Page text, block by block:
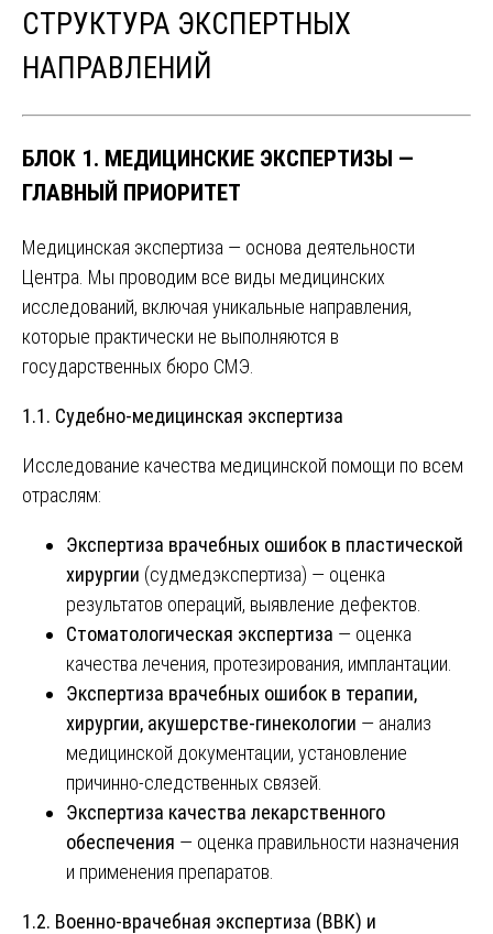
СТРУКТУРА ЭКСПЕРТНЫХ
НАПРАВЛЕНИЙ
БЛОК 1. МЕДИЦИНСКИЕ ЭКСПЕРТИЗЫ —
ГЛАВНЫЙ ПРИОРИТЕТ
Медицинская экспертиза — основа деятельности
Центра. Мы проводим все виды медицинских
исследований, включая уникальные направления,
которые практически не выполняются в
государственных бюро СМЭ.
1.1. Судебно-медицинская экспертиза
Исследование качества медицинской помощи по всем
отраслям:
Экспертиза врачебных ошибок в пластической
хирургии (судмедэкспертиза) — оценка
результатов операций, выявление дефектов.
Стоматологическая экспертиза — оценка
качества лечения, протезирования, имплантации.
Экспертиза врачебных ошибок в терапии,
хирургии, акушерстве-гинекологии — анализ
медицинской документации, установление
причинно-следственных связей.
Экспертиза качества лекарственного
обеспечения — оценка правильности назначения
и применения препаратов.
1.2. Военно-врачебная экспертиза (ВВК) и